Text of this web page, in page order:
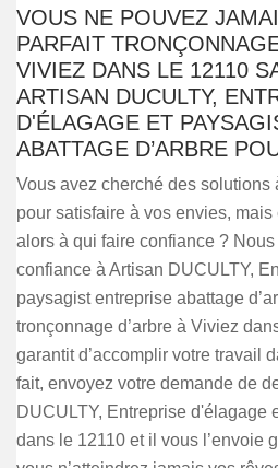
VOUS NE POUVEZ
PARFAIT
VIVIEZ DANS LE 12110
ARTISAN DUCULTY,
D'ÉLAGAGE ET
ABATTAGE D’ARBRE
Vous avez cherché des solutions
pour satisfaire à vos envies, mais
alors à qui faire confiance ?
confiance à Artisan DUCULTY,
paysagist entreprise abattage
tronçonnage d’arbre à Viviez
garantit d’accomplir votre travail
fait, envoyez votre demande de
DUCULTY, Entreprise d'élagage
dans le 12110 et il vous l’envoie